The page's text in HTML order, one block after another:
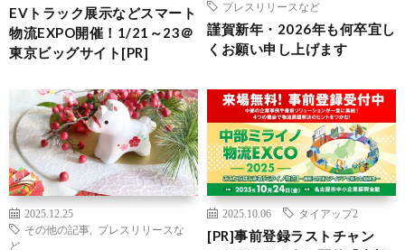
EVトラック展示などスマート
物流EXPO開催！1/21～23＠
東京ビッグサイト[PR]
プレスリリースなど
謹賀新年・2026年も何卒宜し
くお願い申し上げます
2025.12.25
その他の記事
プレスリリースな
ど
2025.10.06 タイアップ2
[PR]事前登録ラストチャン